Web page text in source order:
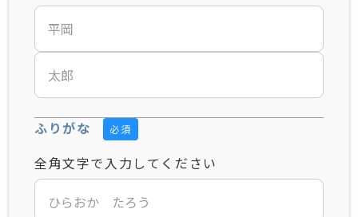
ふりがな 必須
全角文字で入力してください